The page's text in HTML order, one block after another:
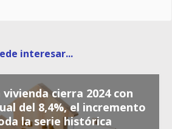
interesar...
cierra 2024 con
del 8,4%, el incremento
la serie histórica